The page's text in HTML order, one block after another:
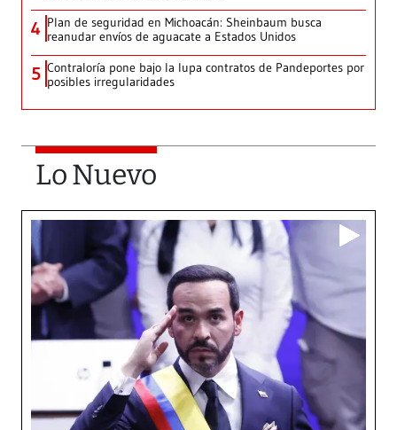
4 Plan de seguridad en Michoacán: Sheinbaum busca
reanudar envíos de aguacate a Estados Unidos
5 Contraloría pone bajo la lupa contratos de Pandeportes por
posibles irregularidades
Lo Nuevo